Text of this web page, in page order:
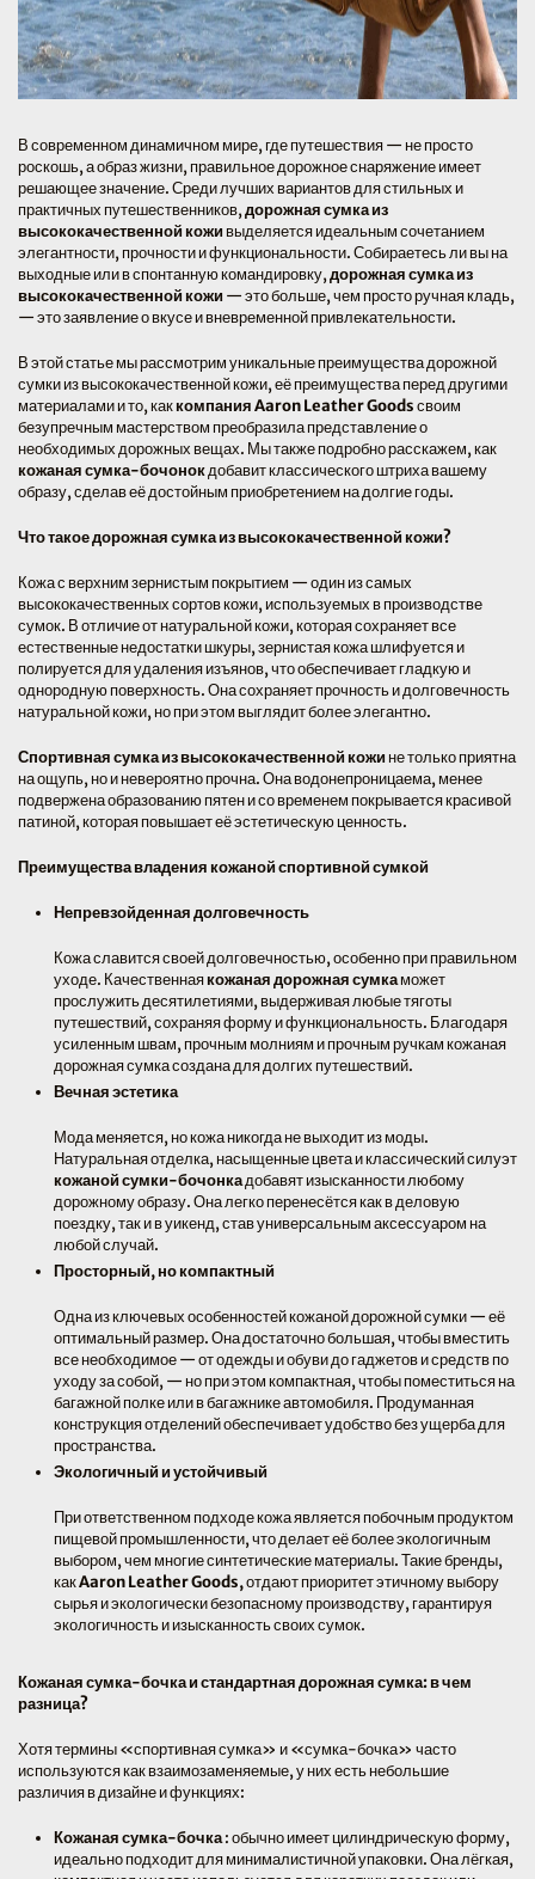
В современном динамичном мире, где путешествия — не просто
роскошь, а образ жизни, правильное дорожное снаряжение имеет
решающее значение. Среди лучших вариантов для стильных и
практичных путешественников,дорожная сумка из
высококачественной кожи выделяется идеальным сочетанием
элегантности, прочности и функциональности. Собираетесь ли вы на
выходные или в спонтанную командировку,дорожная сумка из
высококачественной кожи — это больше, чем просто ручная кладь,
— это заявление о вкусе и вневременной привлекательности.
В этой статье мы рассмотрим уникальные преимущества дорожной
сумки из высококачественной кожи, её преимущества перед другими
материалами и то, каккомпания Aaron Leather Goodsсвоим
безупречным мастерством преобразила представление о
необходимых дорожных вещах. Мы также подробно расскажем, как
кожаная сумка-бочонокдобавит классического штриха вашему
образу, сделав её достойным приобретением на долгие годы.
Что такое дорожная сумка из высококачественной кожи?
Кожа с верхним зернистым покрытием — один из самых
высококачественных сортов кожи, используемых в производстве
сумок. В отличие от натуральной кожи, которая сохраняет все
естественные недостатки шкуры, зернистая кожа шлифуется и
полируется для удаления изъянов, что обеспечивает гладкую и
однородную поверхность. Она сохраняет прочность и долговечность
натуральной кожи, но при этом выглядит более элегантно.
Спортивная сумка из высококачественной кожи не только приятна
на ощупь, но и невероятно прочна. Она водонепроницаема, менее
подвержена образованию пятен и со временем покрывается красивой
патиной, которая повышает её эстетическую ценность.
Преимущества владения кожаной спортивной сумкой
Непревзойденная долговечность
Кожа славится своей долговечностью, особенно при правильном
уходе. Качественнаякожаная дорожная сумкаможет
прослужить десятилетиями, выдерживая любые тяготы
путешествий, сохраняя форму и функциональность. Благодаря
усиленным швам, прочным молниям и прочным ручкам кожаная
дорожная сумка создана для долгих путешествий.
Вечная эстетика
Мода меняется, но кожа никогда не выходит из моды.
Натуральная отделка, насыщенные цвета и классический силуэт
кожаной сумки-бочонкадобавят изысканности любому
дорожному образу. Она легко перенесётся как в деловую
поездку, так и в уикенд, став универсальным аксессуаром на
любой случай.
Просторный, но компактный
Одна из ключевых особенностей кожаной дорожной сумки — её
оптимальный размер. Она достаточно большая, чтобы вместить
все необходимое — от одежды и обуви до гаджетов и средств по
уходу за собой, — но при этом компактная, чтобы поместиться на
багажной полке или в багажнике автомобиля. Продуманная
конструкция отделений обеспечивает удобство без ущерба для
пространства.
Экологичный и устойчивый
При ответственном подходе кожа является побочным продуктом
пищевой промышленности, что делает её более экологичным
выбором, чем многие синтетические материалы. Такие бренды,
какAaron Leather Goods,отдают приоритет этичному выбору
сырья и экологически безопасному производству, гарантируя
экологичность и изысканность своих сумок.
Кожаная сумка-бочка и стандартная дорожная сумка: в чем
разница?
Хотя термины «спортивная сумка» и «сумка-бочка» часто
используются как взаимозаменяемые, у них есть небольшие
различия в дизайне и функциях:
Кожаная сумка-бочка: обычно имеет цилиндрическую форму,
идеально подходит для минималистичной упаковки. Она лёгкая,